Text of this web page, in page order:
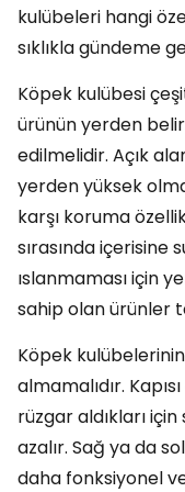
kulübeleri hangi
sıklıkla gündeme
Köpek kulübesi
ürünün yerden
edilmelidir. Açık
yerden yüksek
karşı koruma
sırasında içerisine
ıslanmaması için
sahip olan ürünler
Köpek
almamalıdır.
rüzgar aldıkları
azalır. Sağ ya da
daha fonksiyonel